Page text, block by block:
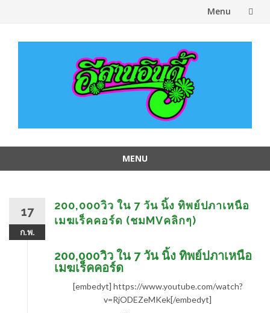
Menu
MENU
17
ก.พ.
200,000วิว ใน 7 วัน นิ้ง ทิพย์ปภาเหนือ
เมฆเร็คคอร์ด (ชมMVคลิกๆ)
200,000วิว ใน 7 วัน นิ้ง ทิพย์ปภาเหนือ
เมฆเร็คคอร์ด
[embedyt] https://www.youtube.com/watch?
v=RjODEZeMKek[/embedyt]